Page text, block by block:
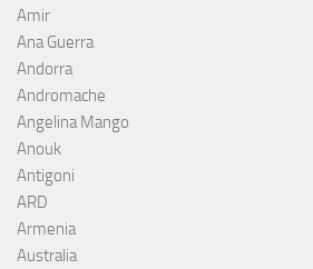
Amir
Ana Guerra
Andorra
Andromache
Angelina Mango
Anouk
Antigoni
ARD
Armenia
Australia